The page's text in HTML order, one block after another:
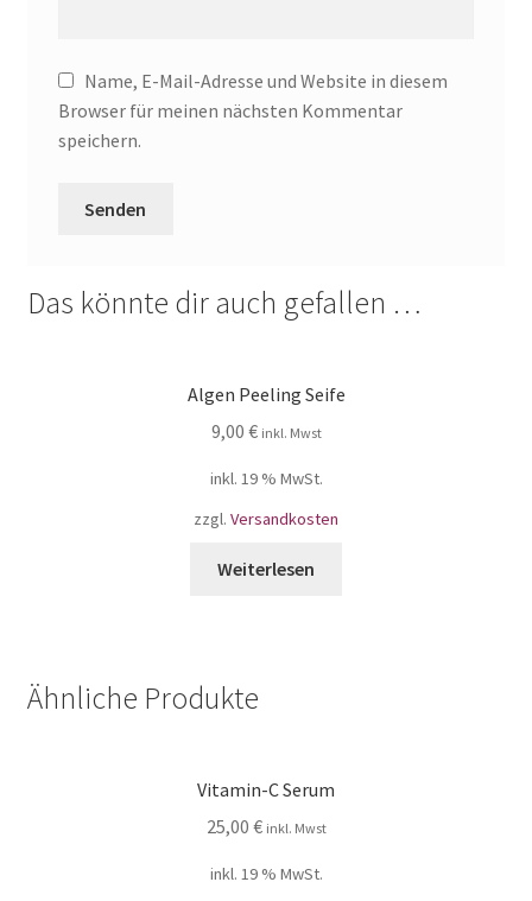
Name, E-Mail-Adresse und Website in diesem
Browser für meinen nächsten Kommentar
speichern.
Das könnte dir auch gefallen …
Algen Peeling Seife
9,00 € inkl. Mwst
inkl. 19 % MwSt.
zzgl. Versandkosten
Weiterlesen
Ähnliche Produkte
Vitamin-C Serum
25,00 € inkl. Mwst
inkl. 19 % MwSt.